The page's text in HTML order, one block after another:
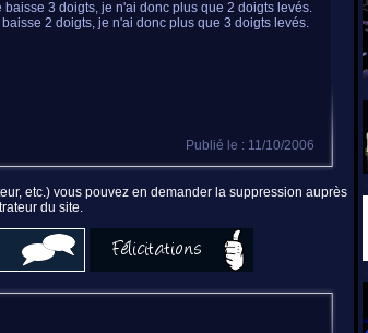
3 doigts, je n'ai donc plus que 2 doigts levés.
2 doigts, je n'ai donc plus que 3 doigts levés.
Publié le : 11/10/2006
etc.) vous pouvez en demander la suppression auprès
du site.